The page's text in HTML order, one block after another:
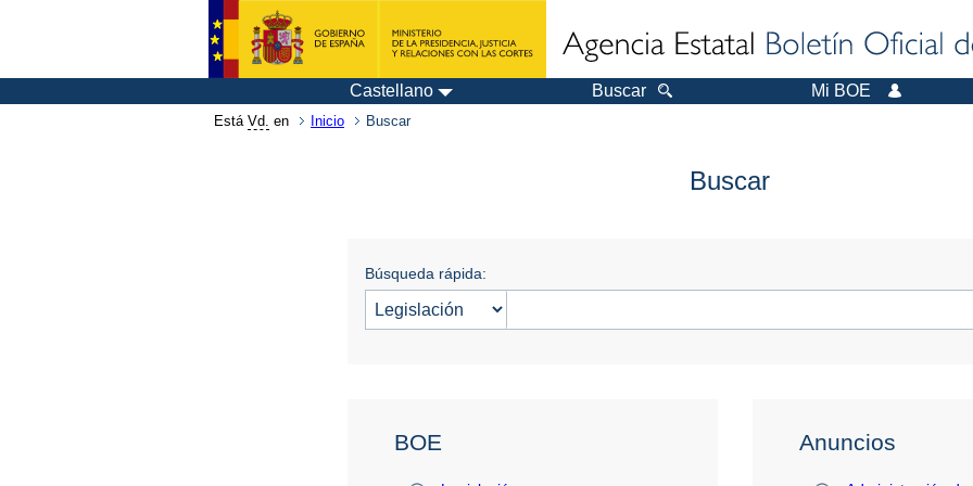
Castellano Buscar Mi BOE
Está Vd. en Inicio Buscar
Buscar
Búsqueda rápida:
BOE Anuncios